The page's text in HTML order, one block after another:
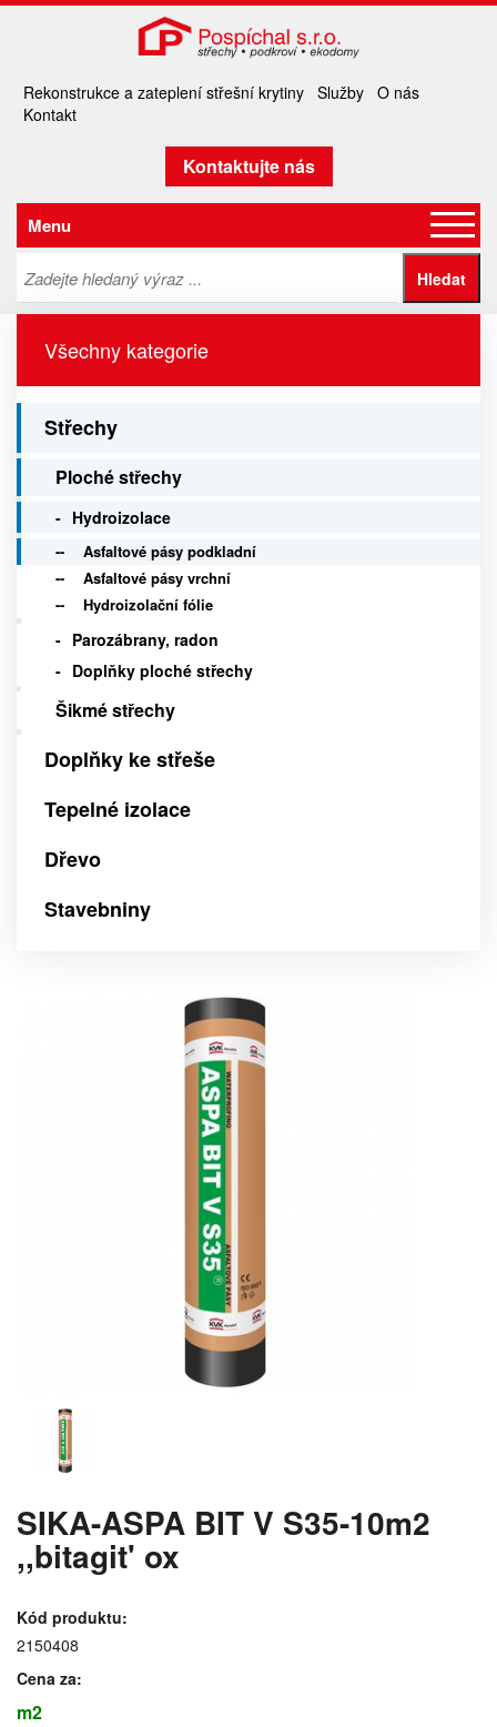
Rekonstrukce a zateplení střešní krytiny Služby O nás
Kontakt
Kontaktujte nás
Menu
Všechny kategorie
Střechy
Ploché střechy
Hydroizolace
Asfaltové pásy podkladní
Asfaltové pásy vrchní
Hydroizolační fólie
Parozábrany, radon
Doplňky ploché střechy
Šikmé střechy
Doplňky ke střeše
Tepelné izolace
Dřevo
Stavebniny
SIKA-ASPA BIT V S35-10m2
,,bitagit' ox
Kód produktu:
2150408
Cena za:
m2